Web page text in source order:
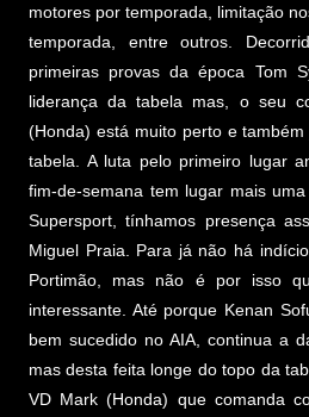
motores por temporada, limitação
temporada, entre outros.
primeiras provas da época Tom
liderança da tabela mas, o seu
(Honda) está muito perto e
tabela. A luta pelo primeiro lugar
fim-de-semana tem lugar mais
Supersport, tínhamos presença
Miguel Praia. Para já não há
Portimão, mas não é por isso
interessante. Até porque Kenan
bem sucedido no AIA, continua a
mas desta feita longe do topo da
VD Mark (Honda) que comanda